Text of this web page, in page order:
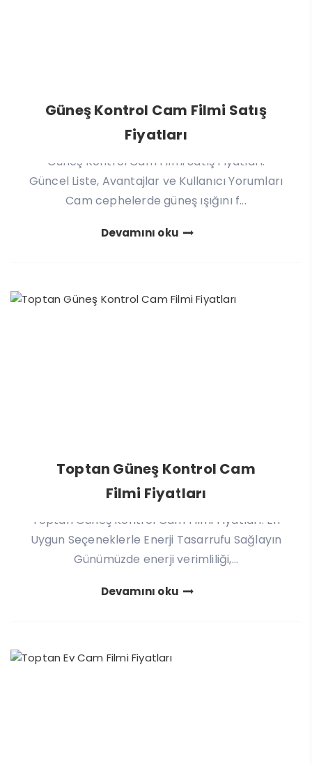
Güneş Kontrol Cam Filmi Satış
Fiyatları
Güneş Kontrol Cam Filmi Satış Fiyatları:
Güncel Liste, Avantajlar ve Kullanıcı Yorumları
Cam cephelerde güneş ışığını f...
Devamını oku
Toptan Güneş Kontrol Cam
Filmi Fiyatları
Toptan Güneş Kontrol Cam Filmi Fiyatları: En
Uygun Seçeneklerle Enerji Tasarrufu Sağlayın
Günümüzde enerji verimliliği,...
Devamını oku